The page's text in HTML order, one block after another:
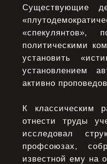
Существующие
«спекулянтов»,
политическими
установить
установлением
активно
К классическим
отнести труды
исследовал
профсоюзах,
известной ему на